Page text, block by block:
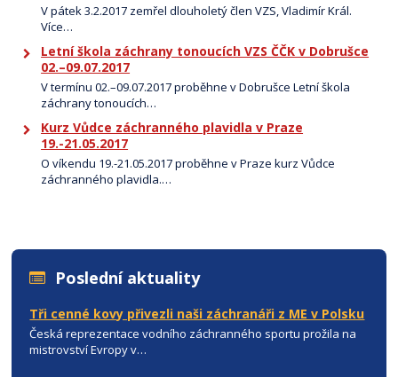
V pátek 3.2.2017 zemřel dlouholetý člen VZS, Vladimír Král.
Více…
Letní škola záchrany tonoucích VZS ČČK v Dobrušce
02.–09.07.2017
V termínu 02.–09.07.2017 proběhne v Dobrušce Letní škola
záchrany tonoucích…
Kurz Vůdce záchranného plavidla v Praze
19.-21.05.2017
O víkendu 19.-21.05.2017 proběhne v Praze kurz Vůdce
záchranného plavidla.…
Poslední aktuality
Tři cenné kovy přivezli naši záchranáři z ME v Polsku
Česká reprezentace vodního záchranného sportu prožila na
mistrovství Evropy v…